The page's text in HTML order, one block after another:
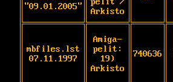
"09.01.2005"
Arkisto
mbfiles.lst
07.11.1997
Amiga-
pelit:
19)
Arkisto
740636